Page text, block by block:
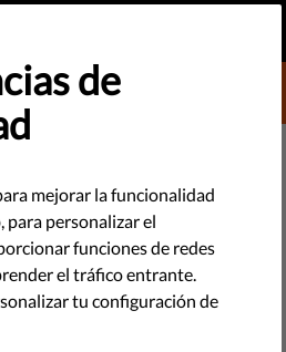
LIBERTIES
a la
principal,
cómo se solicita
está reconocido por la ONU como
de
mejorar la funcionalidad
personalizar el
funciones de redes
el tráfico entrante.
tu configuración de